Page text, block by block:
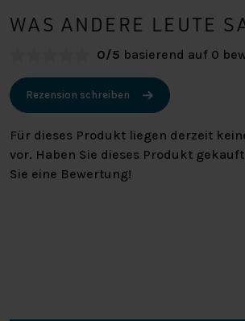
WAS ANDERE LEUTE
0/5 basierend auf 0
Rezension schreiben
Für dieses Produkt liegen derzeit
vor. Haben Sie dieses Produkt
Sie eine Bewertung!